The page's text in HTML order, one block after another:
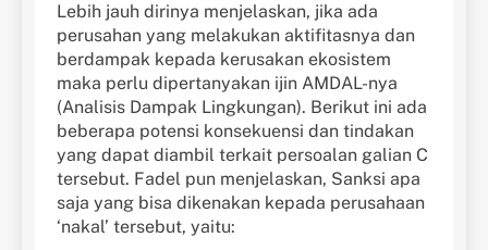
Lebih jauh dirinya menjelaskan, jika ada
perusahan yang melakukan aktifitasnya dan
berdampak kepada kerusakan ekosistem
maka perlu dipertanyakan ijin AMDAL-nya
(Analisis Dampak Lingkungan). Berikut ini ada
beberapa potensi konsekuensi dan tindakan
yang dapat diambil terkait persoalan galian C
tersebut. Fadel pun menjelaskan, Sanksi apa
saja yang bisa dikenakan kepada perusahaan
‘nakal’ tersebut, yaitu: